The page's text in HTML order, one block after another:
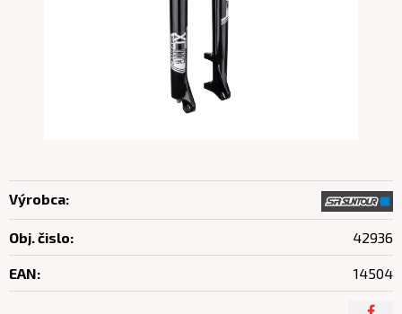
Výrobca:
Obj. čislo: 42936
EAN: 14504